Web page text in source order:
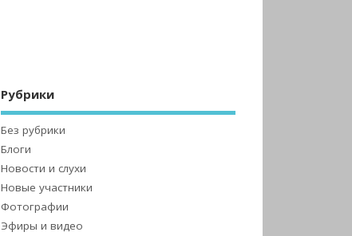
Рубрики
Без рубрики
Блоги
Новости и слухи
Новые участники
Фотографии
Эфиры и видео